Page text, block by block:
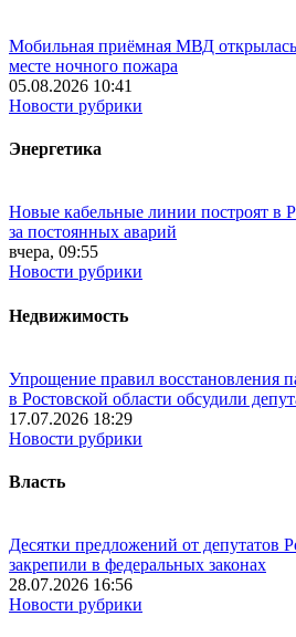
Мобильная приёмная МВД
месте ночного пожара
05.08.2026 10:41
Новости рубрики
Энергетика
Новые кабельные линии построят в
за постоянных аварий
вчера, 09:55
Новости рубрики
Недвижимость
Упрощение правил восстановления
в Ростовской области обсудили
17.07.2026 18:29
Новости рубрики
Власть
Десятки предложений от депутатов
закрепили в федеральных законах
28.07.2026 16:56
Новости рубрики